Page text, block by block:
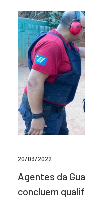
20/03/2022
Agentes da
concluem